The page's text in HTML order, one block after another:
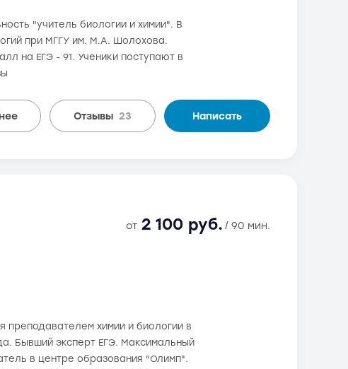
"учитель биологии и химии". В
при МГГУ им. М.А. Шолохова.
на ЕГЭ - 91. Ученики поступают в
Отзывы 23 Написать
от 2 100 руб. / 90 мин.
преподавателем химии и биологии в
Бывший эксперт ЕГЭ. Максимальный
в центре образования "Олимп".